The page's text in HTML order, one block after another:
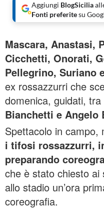
Aggiungi BlogSicilia
Fonti preferitesu
Mascara, Anastasi,
Cicchetti, Onorati,
Pellegrino, Suriano
ex rossazzurri che
domenica, guidati,
Bianchetti e Angelo
Spettacolo in campo,
i tifosi rossazzurri,
preparando
che è stato chiesto
allo stadio un’ora
coreografia.